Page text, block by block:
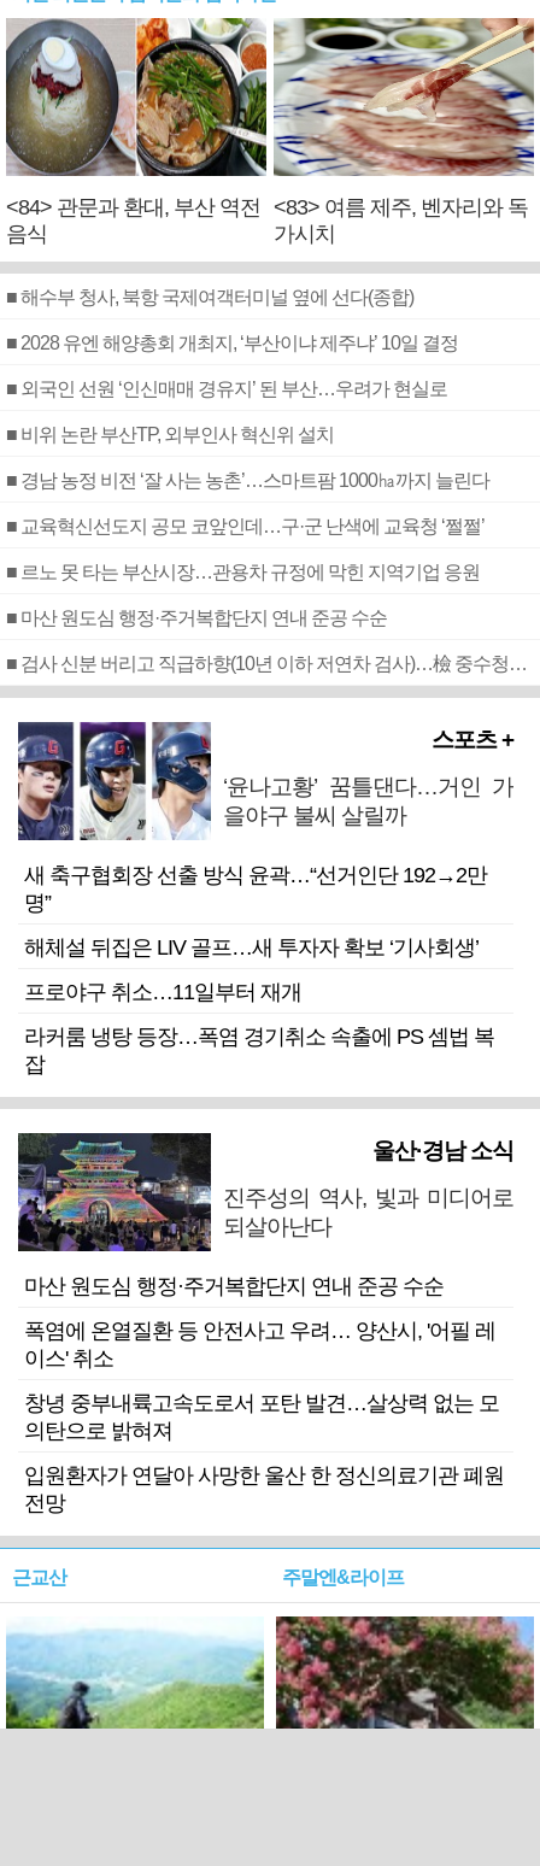
<84> 관문과 환대, 부산 역전
음식
<83> 여름 제주, 벤자리와 독
가시치
■ 해수부 청사, 북항 국제여객터미널 옆에 선다(종합)
■ 2028 유엔 해양총회 개최지, ‘부산이냐 제주냐’ 10일 결정
■ 외국인 선원 ‘인신매매 경유지’ 된 부산…우려가 현실로
■ 비위 논란 부산TP, 외부인사 혁신위 설치
■ 경남 농정 비전 ‘잘 사는 농촌’…스마트팜 1000㏊까지 늘린다
■ 교육혁신선도지 공모 코앞인데…구·군 난색에 교육청 ‘쩔쩔’
■ 르노 못 타는 부산시장…관용차 규정에 막힌 지역기업 응원
■ 마산 원도심 행정·주거복합단지 연내 준공 수순
■ 검사 신분 버리고 직급하향(10년 이하 저연차 검사)…檢 중수청행 기피
스포츠 +
‘윤나고황’ 꿈틀댄다…거인 가
을야구 불씨 살릴까
새 축구협회장 선출 방식 윤곽…“선거인단 192→2만
명”
해체설 뒤집은 LIV 골프…새 투자자 확보 ‘기사회생’
프로야구 취소…11일부터 재개
라커룸 냉탕 등장…폭염 경기취소 속출에 PS 셈법 복
잡
울산·경남 소식
진주성의 역사, 빛과 미디어로
되살아난다
마산 원도심 행정·주거복합단지 연내 준공 수순
폭염에 온열질환 등 안전사고 우려… 양산시, '어필 레
이스' 취소
창녕 중부내륙고속도로서 포탄 발견…살상력 없는 모
의탄으로 밝혀져
입원환자가 연달아 사망한 울산 한 정신의료기관 폐원
전망
근교산 주말엔&라이프